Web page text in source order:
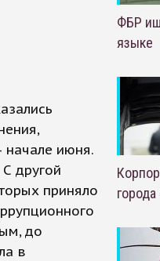
начале июня.
другой
приняло
до
в
ФБР
языке